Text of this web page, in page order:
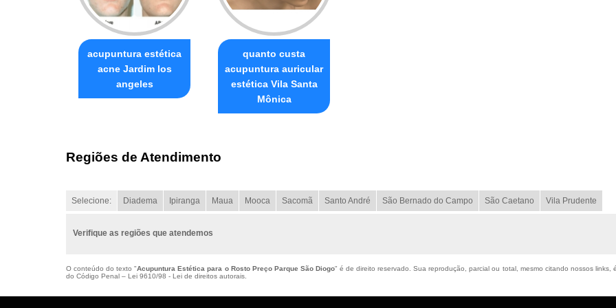
acupuntura estética
acne Jardim los
angeles
quanto custa
acupuntura auricular
estética Vila Santa
Mônica
Regiões de Atendimento
Selecione: Diadema Ipiranga Maua Mooca Sacomã Santo André São Bernado do Campo São Caetano Vila Prudente
Verifique as regiões que atendemos
O conteúdo do texto "Acupuntura Estética para o Rosto Preço Parque São Diogo" é de direito reservado. Sua reprodução, parcial ou total, mesmo citando nossos
do Código Penal – Lei 9610/98 - Lei de direitos autorais